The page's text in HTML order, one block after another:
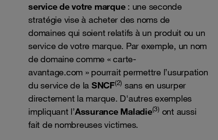
service de votre marque: une seconde
stratégie vise à acheter des noms de
domaines qui soient relatifs à un produit ou un
service de votre marque. Par exemple, un nom
de domaine comme « carte-
avantage.com » pourrait permettre l’usurpation
du service de la SNCF(2) sans en usurper
directement la marque. D'autres exemples
impliquant l’Assurance Maladie(3) ont aussi
fait de nombreuses victimes.